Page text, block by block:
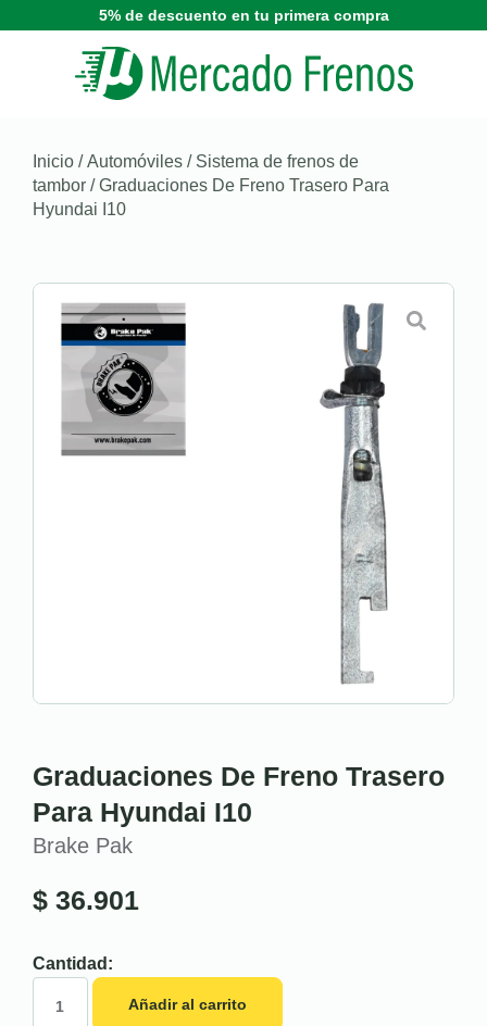
5% de descuento en tu primera compra
Inicio /Automóviles / Sistema de frenos de
tambor / Graduaciones De Freno Trasero Para
Hyundai I10
Graduaciones De Freno Trasero
Para Hyundai I10
Brake Pak
$ 36.901
Cantidad:
Añadir al carrito